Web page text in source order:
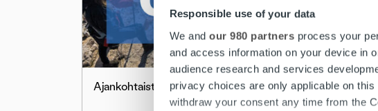
Responsible use of your data
We and our 980 partners process your
and access information on your device in
audience research and services
privacy choices are only applicable on
withdraw your consent any time from the
Ajankohtaista